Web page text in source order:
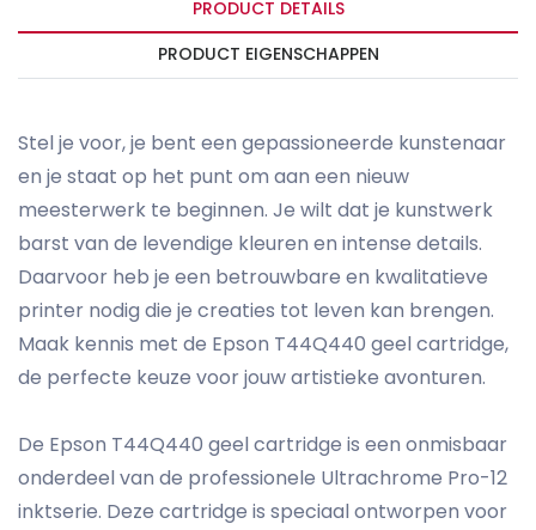
PRODUCT DETAILS
PRODUCT EIGENSCHAPPEN
Stel je voor, je bent een gepassioneerde kunstenaar
en je staat op het punt om aan een nieuw
meesterwerk te beginnen. Je wilt dat je kunstwerk
barst van de levendige kleuren en intense details.
Daarvoor heb je een betrouwbare en kwalitatieve
printer nodig die je creaties tot leven kan brengen.
Maak kennis met de Epson T44Q440 geel cartridge,
de perfecte keuze voor jouw artistieke avonturen.
De Epson T44Q440 geel cartridge is een onmisbaar
onderdeel van de professionele Ultrachrome Pro-12
inktserie. Deze cartridge is speciaal ontworpen voor